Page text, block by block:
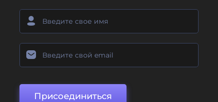
Присоединиться